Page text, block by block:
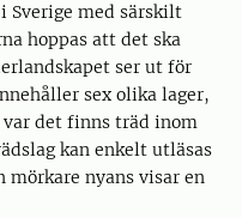
Sverige med särskilt
hoppas att det ska
ser ut för
sex olika lager,
det finns träd inom
kan enkelt utläsas
mörkare nyans visar en